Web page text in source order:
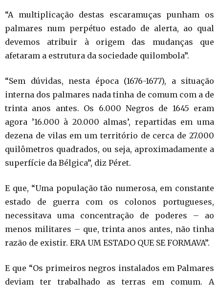
“A multiplicação destas escaramuças punham os
palmares num perpétuo estado de alerta, ao qual
devemos atribuir à origem das mudanças que
afetaram a estrutura da sociedade quilombola”.
“Sem dúvidas, nesta época (1676-1677), a situação
interna dos palmares nada tinha de comum com a de
trinta anos antes. Os 6.000 Negros de 1645 eram
agora ’16.000 à 20.000 almas’, repartidas em uma
dezena de vilas em um território de cerca de 27.000
quilômetros quadrados, ou seja, aproximadamente a
superfície da Bélgica”, diz Péret.
E que, “Uma população tão numerosa, em constante
estado de guerra com os colonos portugueses,
necessitava uma concentração de poderes – ao
menos militares – que, trinta anos antes, não tinha
razão de existir. ERA UM ESTADO QUE SE FORMAVA”.
E que “Os primeiros negros instalados em Palmares
deviam ter trabalhado as terras em comum. A